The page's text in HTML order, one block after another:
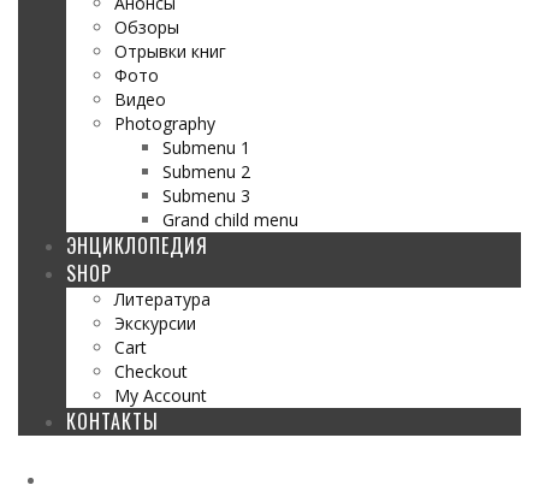
Обзоры
Отрывки книг
Фото
Видео
Photography
Submenu 1
Submenu 2
Submenu 3
Grand child menu
ЭНЦИКЛОПЕДИЯ
SHOP
Литература
Экскурсии
Cart
Checkout
My Account
КОНТАКТЫ